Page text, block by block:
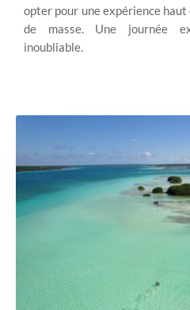
opter pour une expérience
de masse. Une journée
inoubliable.